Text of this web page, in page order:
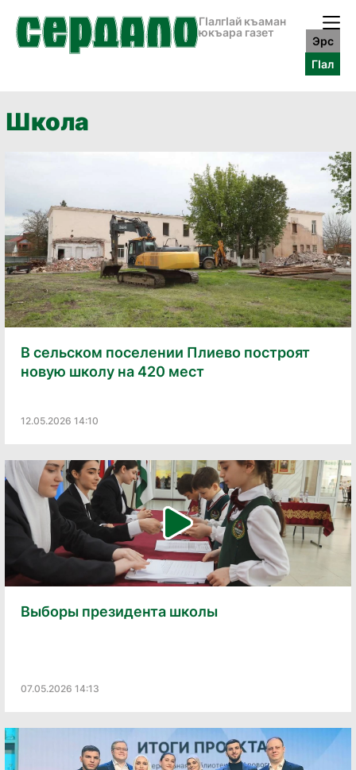
ГӀалгӀай къаман
юкъара газет
Эрс
ГӀал
Школа
В сельском поселении Плиево построят
новую школу на 420 мест
12.05.2026 14:10
Выборы президента школы
07.05.2026 14:13